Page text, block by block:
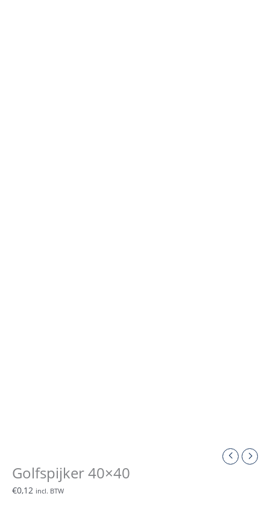
Golfspijker 40×40
€0,12 incl. BTW